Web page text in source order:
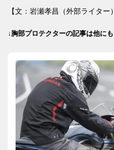
【文：岩瀬孝昌（外部ライター
↓胸部プロテクターの記事は他にも